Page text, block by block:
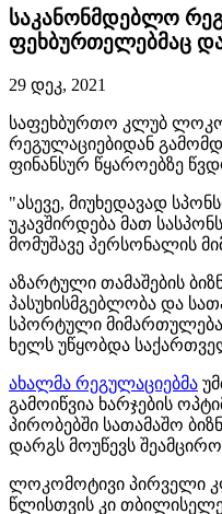
საკანონმდებლო
ფეხბურთელებმაც
29 დეკ, 2021
საფეხბურთო კლუბ
რეგულაციებიდან
ფინანსურ წყაროებზე
"ასევე, მიუხედავად
უკავშირდება მათ
მომუშავე პერსონალის
აზარტული თამაშების
პასუხისმგებლობა და
სპორტული მიმართულება,
ხელს უწყობდა
ახალმა რეგულაციებმა
გამოიწვია ხარჯების
პირობებში სათამაშო
დარგს მოუწევს
ლოკომოტივი პირველი
წლისთვის კი